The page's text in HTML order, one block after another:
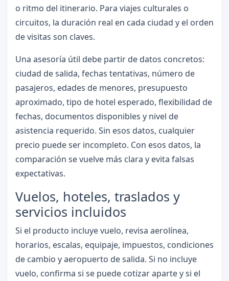
o ritmo del itinerario. Para viajes culturales o
circuitos, la duración real en cada ciudad y el orden
de visitas son claves.
Una asesoría útil debe partir de datos concretos:
ciudad de salida, fechas tentativas, número de
pasajeros, edades de menores, presupuesto
aproximado, tipo de hotel esperado, flexibilidad de
fechas, documentos disponibles y nivel de
asistencia requerido. Sin esos datos, cualquier
precio puede ser incompleto. Con esos datos, la
comparación se vuelve más clara y evita falsas
expectativas.
Vuelos, hoteles, traslados y
servicios incluidos
Si el producto incluye vuelo, revisa aerolínea,
horarios, escalas, equipaje, impuestos, condiciones
de cambio y aeropuerto de salida. Si no incluye
vuelo, confirma si se puede cotizar aparte y si el